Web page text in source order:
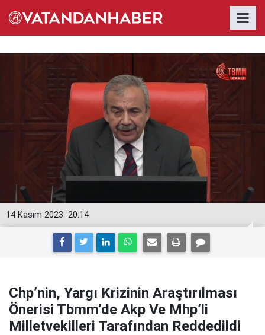
20:14
14 Kasım 2023
Chp’nin, Yargı Krizinin Araştırılması
Önerisi Tbmm’de Akp Ve Mhp’li
Milletvekilleri Tarafından Reddedildi